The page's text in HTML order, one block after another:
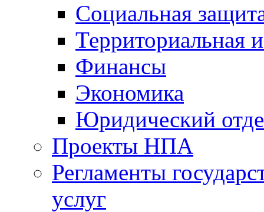
Социальная
Территориальная
Финансы
Экономика
Юридический
Проекты НПА
Регламенты
услуг